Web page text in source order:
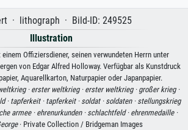
· lithograph · Bild-ID: 249525
Illustration
Offiziersdiener, seinen verwundeten Herrn unter
von Edgar Alfred Holloway. Verfügbar als Kunstdruck
Aquarellkarton, Naturpapier oder Japanpapier.
· erster weltkrieg · erster weltkrieg · großer krieg ·
· tapferkeit · tapferkeit · soldat · soldaten · stellungskrieg
armee ·ehrenurkunden · schlachtfeld · ehrenmedaille ·
· Private Collection / Bridgeman Images